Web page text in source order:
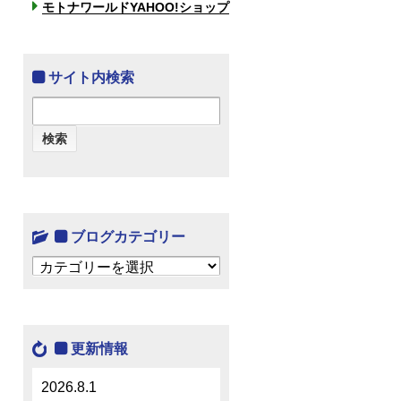
モトナワールドYAHOO!ショップ
サイト内検索
ブログカテゴリー
ブログカテゴリー
更新情報
2026.8.1